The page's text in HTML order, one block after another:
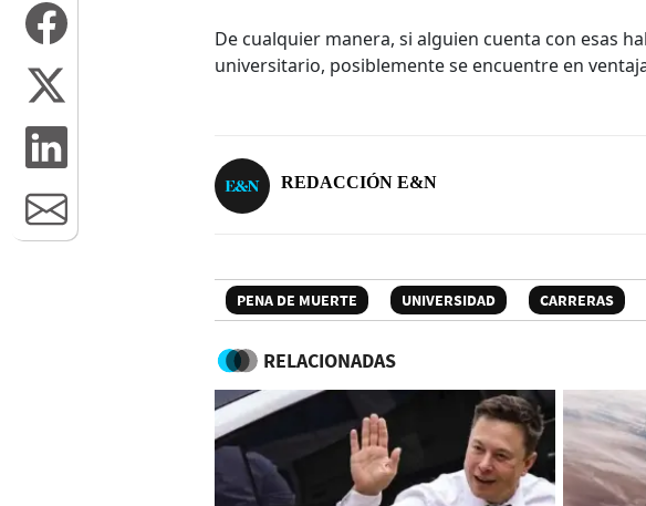
De cualquier manera, si alguien cuenta con esas
universitario, posiblemente se encuentre en
REDACCIÓN E&N
PENA DE MUERTE UNIVERSIDAD CARRERAS
RELACIONADAS